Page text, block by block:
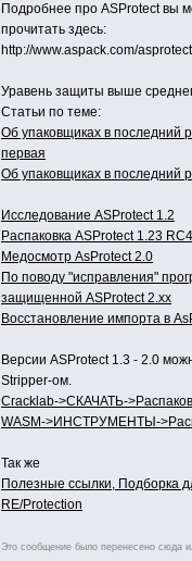
Подробнее про ASProtect вы
прочитать здесь:
http://www.aspack.com/
Уравень защиты выше
Статьи по теме:
Об упаковщиках в последний
первая
Об упаковщиках в последний
Исследование ASProtect 1.2
Распаковка ASProtect 1.23 RC4
Медосмотр AsProtect 2.0
По поводу "исправления"
защищенной ASProtect 2.xx
Восстановление импорта в
Версии ASProtect 1.3 - 2.0
Stripper-ом.
Cracklab->СКАЧАТЬ-
WASM->ИНСТРУМЕНТЫ-
Так же
Полезные ссылки, Подборка
RE/Protection
Это сообщение было перенесено сюда